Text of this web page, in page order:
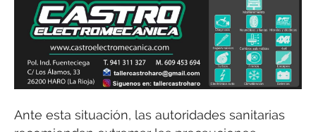
Ante esta situación, las autoridades sanitarias